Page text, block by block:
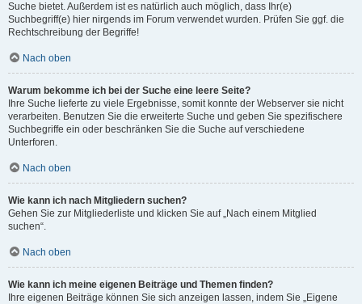
Suche bietet. Außerdem ist es natürlich auch möglich, dass Ihr(e)
Suchbegriff(e) hier nirgends im Forum verwendet wurden. Prüfen Sie ggf. die
Rechtschreibung der Begriffe!
Nach oben
Warum bekomme ich bei der Suche eine leere Seite?
Ihre Suche lieferte zu viele Ergebnisse, somit konnte der Webserver sie nicht
verarbeiten. Benutzen Sie die erweiterte Suche und geben Sie spezifischere
Suchbegriffe ein oder beschränken Sie die Suche auf verschiedene
Unterforen.
Nach oben
Wie kann ich nach Mitgliedern suchen?
Gehen Sie zur Mitgliederliste und klicken Sie auf „Nach einem Mitglied
suchen“.
Nach oben
Wie kann ich meine eigenen Beiträge und Themen finden?
Ihre eigenen Beiträge können Sie sich anzeigen lassen, indem Sie „Eigene